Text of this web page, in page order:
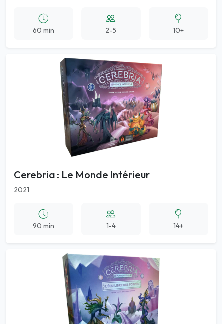
60 min 2-5 10+
Cerebria : Le Monde Intérieur
2021
90 min 1-4 14+